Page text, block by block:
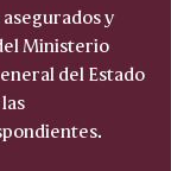
y
Ministerio
del Estado